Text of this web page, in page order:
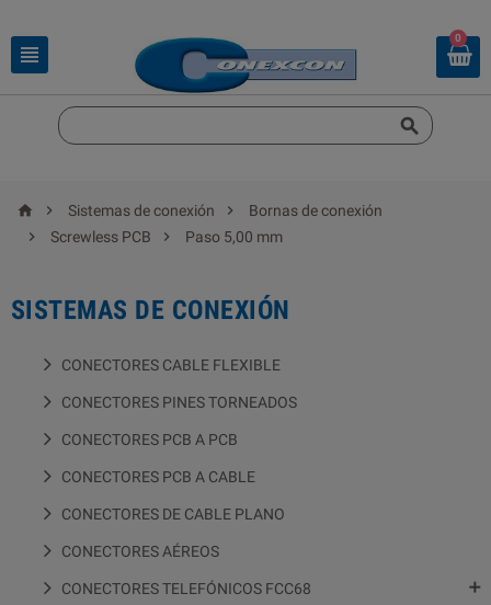

0

  Sistemas de conexión 
Bornas de conexión

Screwless PCB  Paso 5,00 mm
SISTEMAS DE CONEXIÓN
CONECTORES CABLE FLEXIBLE
CONECTORES PINES TORNEADOS
CONECTORES PCB A PCB
CONECTORES PCB A CABLE
CONECTORES DE CABLE PLANO
CONECTORES AÉREOS
CONECTORES TELEFÓNICOS FCC68 